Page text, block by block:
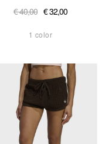
€ 40,00 € 32,00
1 color